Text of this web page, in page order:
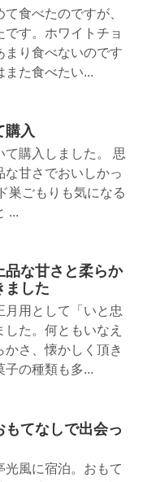
食べたのですが、
です。ホワイトチョ
まり食べないのです
また食べたい...
購入
て購入しました。 思
な甘さでおいしかっ
巣ごもりも気になる
...
品な甘さと柔らか
ました
月用として「いと忠
た。何ともいなえ
かさ、懐かしく頂き
子の種類も多...
てなしで出会っ
光風に宿泊。おもて